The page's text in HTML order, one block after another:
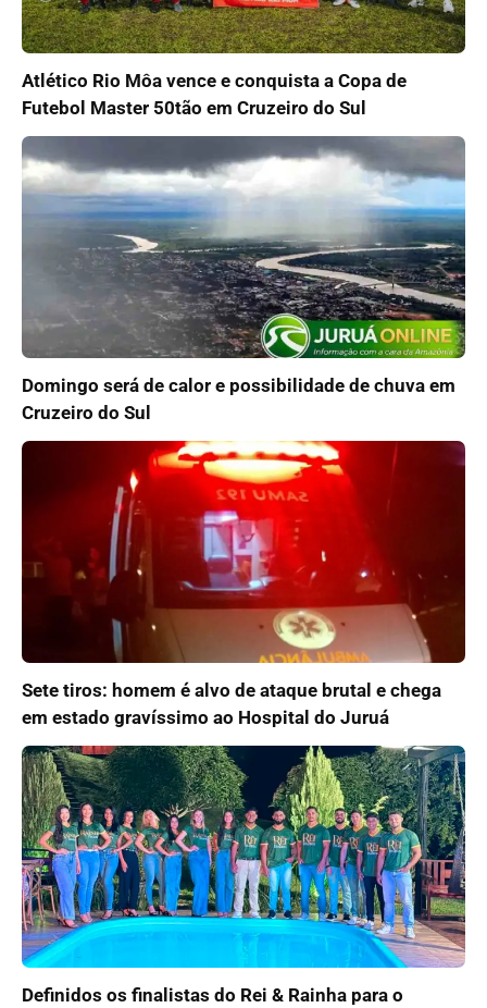
Atlético Rio Môa vence e conquista a Copa de
Futebol Master 50tão em Cruzeiro do Sul
Domingo será de calor e possibilidade de chuva em
Cruzeiro do Sul
Sete tiros: homem é alvo de ataque brutal e chega
em estado gravíssimo ao Hospital do Juruá
Definidos os finalistas do Rei & Rainha para o